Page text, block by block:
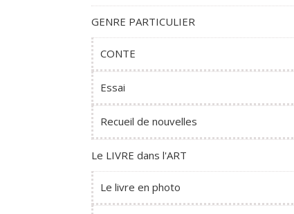
GENRE PARTICULIER
CONTE
Essai
Recueil de nouvelles
Le LIVRE dans l'ART
Le livre en photo